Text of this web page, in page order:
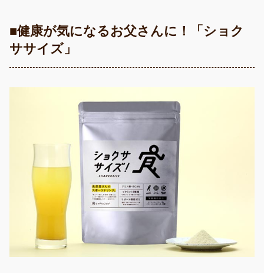
■健康が気になるお父さんに！「ショク
ササイズ」